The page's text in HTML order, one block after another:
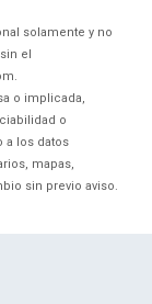
solamente y no
el
o implicada,
o
a los datos
mapas,
sin previo aviso.